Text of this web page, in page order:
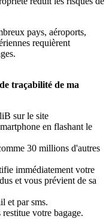
pays, aéroports,
requièrent
traçabilité de ma
sur le site
en flashant le
30 millions d'autres
immédiatement votre
et vous prévient de sa
et par sms.
votre bagage.